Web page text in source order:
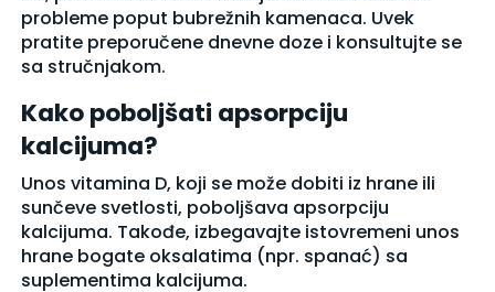
probleme poput bubrežnih kamenaca. Uvek
pratite preporučene dnevne doze i konsultujte se
sa stručnjakom.
Kako poboljšati apsorpciju
kalcijuma?
Unos vitamina D, koji se može dobiti iz hrane ili
sunčeve svetlosti, poboljšava apsorpciju
kalcijuma. Takođe, izbegavajte istovremeni unos
hrane bogate oksalatima (npr. spanać) sa
suplementima kalcijuma.